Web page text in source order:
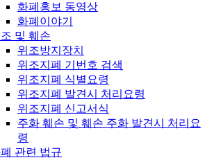
화폐홍보 동영상
화폐이야기
및 훼손
위조방지장치
위조지폐 기번호 검색
위조지폐 식별요령
위조지폐 발견시 처리요령
위조지폐 신고서식
주화 훼손 및 훼손 주화 발견시 처리요
령
관련 법규